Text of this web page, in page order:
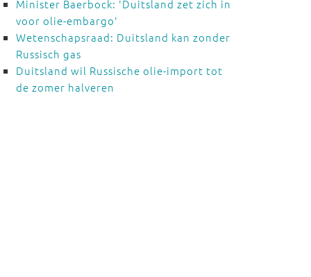
Minister Baerbock: 'Duitsland zet zich in
voor olie-embargo'
Wetenschapsraad: Duitsland kan zonder
Russisch gas
Duitsland wil Russische olie-import tot
de zomer halveren